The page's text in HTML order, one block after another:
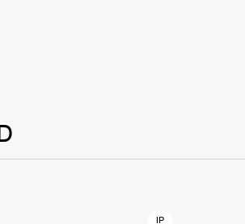
IP
COMPANY PROFILE